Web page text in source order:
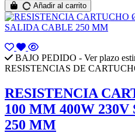
Añadir al carrito
BAJO PEDIDO - Ver plazo
RESISTENCIAS DE
RESISTENCIA
100 MM 400W
250 MM